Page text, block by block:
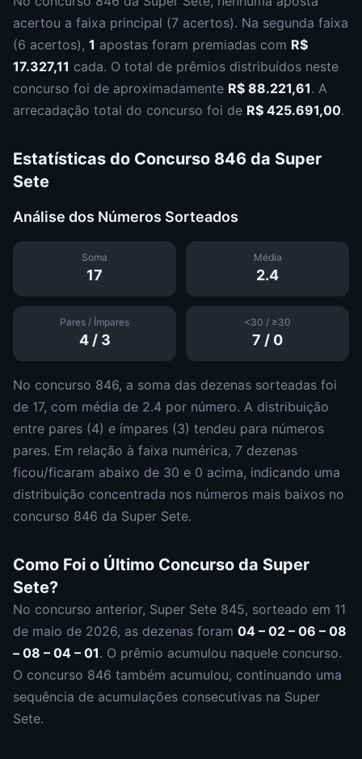
acertou a faixa principal (7 acertos). Na segunda faixa
(6 acertos), 1 apostas foram premiadas com R$
17.327,11 cada. O total de prêmios distribuídos neste
concurso foi de aproximadamente R$ 88.221,61. A
arrecadação total do concurso foi de R$ 425.691,00.
Estatísticas do Concurso 846 da Super
Sete
Análise dos Números Sorteados
Soma
17
Média
2.4
Pares / Ímpares
4/ 3
<30 / ≥30
7 / 0
No concurso 846, a soma das dezenas sorteadas foi
de 17, com média de 2.4 por número. A distribuição
entre pares (4) e ímpares (3) tendeu para números
pares. Em relação à faixa numérica, 7 dezenas
ficou/ficaram abaixo de 30 e 0 acima, indicando uma
distribuição concentrada nos números mais baixos no
concurso 846 da Super Sete.
Como Foi o Último Concurso da Super
Sete?
No concurso anterior, Super Sete 845, sorteado em 11
de maio de 2026, as dezenas foram 04 – 02 – 06 – 08
– 08 – 04 – 01. O prêmio acumulou naquele concurso.
O concurso 846 também acumulou, continuando uma
sequência de acumulações consecutivas na Super
Sete.